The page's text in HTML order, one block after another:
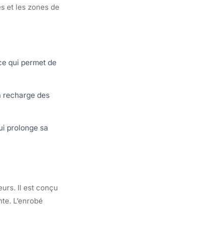
et les zones de
qui permet de
recharge des
prolonge sa
Il est conçu
L’enrobé